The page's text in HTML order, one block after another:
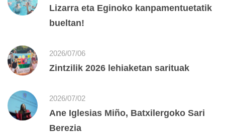
Lizarra eta Eginoko kanpamentuetatik
bueltan!
2026/07/06
Zintzilik 2026 lehiaketan sarituak
2026/07/02
Ane Iglesias Miño, Batxilergoko Sari
Berezia